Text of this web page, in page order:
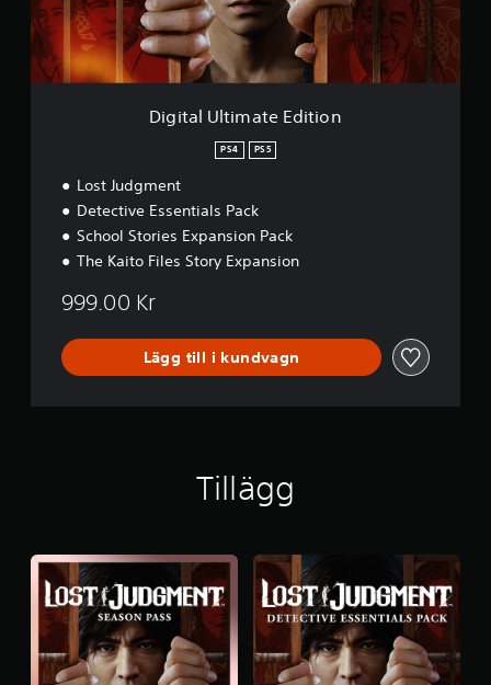
t
i
m
a
Digital Ultimate Edition
PS4 PS5
Lost Judgment
Detective Essentials Pack
School Stories Expansion Pack
The Kaito Files Story Expansion
999.00 Kr
Lägg till i kundvagn
Tillägg